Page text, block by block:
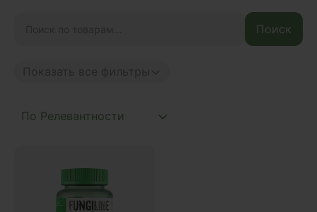
Поиск
Daily
Mushroom